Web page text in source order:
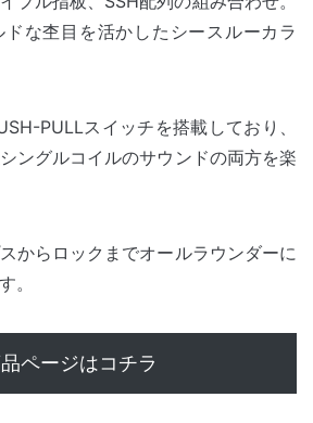
な杢目を活かしたシースルーカラ
PULLスイッチを搭載しており、
ングルコイルのサウンドの両方を楽
からロックまでオールラウンダーに
。
ページはコチラ